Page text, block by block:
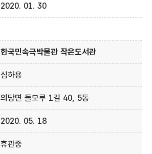
2020. 01. 30
한국민속극박물관 작은도서관
심하용
의당면 돌모루 1길 40, 5동
2020. 05. 18
휴관중